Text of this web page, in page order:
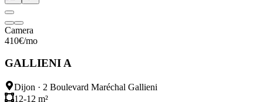
Camera
410€/mo
GALLIENI A
Dijon · 2 Boulevard Maréchal Gallieni
12-12 m²